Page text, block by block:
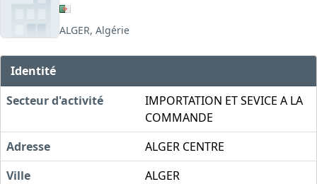
ALGER, Algérie
Identité
Secteur d'activité
IMPORTATION ET SEVICE A LA
COMMANDE
Adresse
ALGER CENTRE
Ville
ALGER